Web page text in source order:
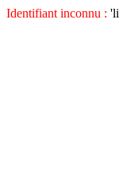
Identifiant inconnu :